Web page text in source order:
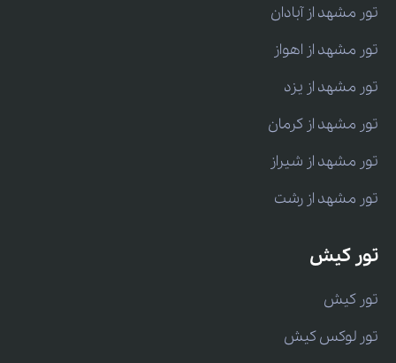
تور مشهد از آبادان
تور مشهد از اهواز
تور مشهد از یزد
تور مشهد از کرمان
تور مشهد از شیراز
تور مشهد از رشت
تور کیش
تور کیش
تور لوکس کیش